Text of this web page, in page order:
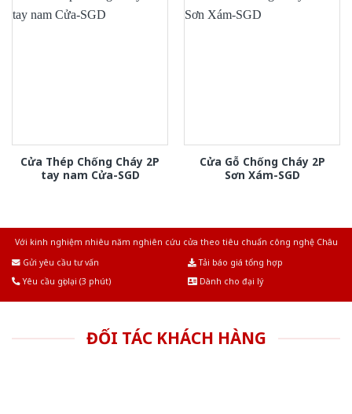
Cửa Thép Chống Cháy 2P
tay nam Cửa-SGD
Cửa Gỗ Chống Cháy 2P
Sơn Xám-SGD
Với kinh nghiệm nhiêu năm nghiên cứu cửa theo tiêu chuẩn công nghệ Châu
Gửi yêu cầu tư vấn
Tải báo giá tổng hợp
Yêu cầu gọi lại (3 phút)
Dành cho đại lý
ĐỐI TÁC KHÁCH HÀNG